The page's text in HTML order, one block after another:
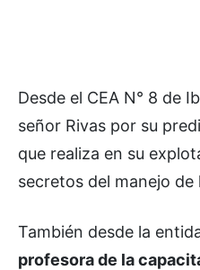
Desde el CEA N° 8 de
señor Rivas por su
que realiza en su
secretos del manejo de
También desde la
profesora de la